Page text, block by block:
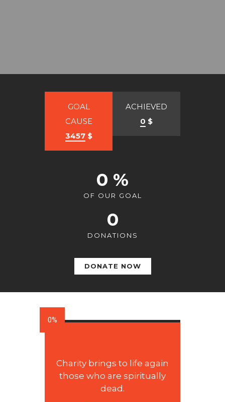
GOAL
CAUSE
3457$
ACHIEVED
0 $
0 %
OF OUR GOAL
0
DONATIONS
DONATE NOW
0%
Charity brings to life again
those who are spiritually
dead.